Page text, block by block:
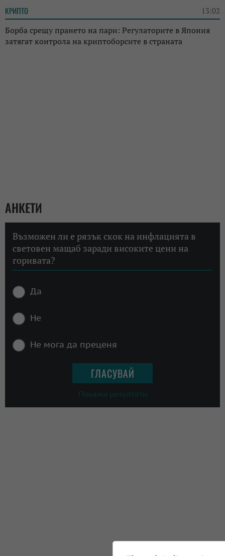
КРИПТО 13:02
Борба срещу прането на пари: Регулаторите в Япония
затягат контрола на криптоборсите в страната
АНКЕТИ
Възможен ли е рязък скок на инфлацията в
световен мащаб заради високите цени на
горивата?
Да
Не
Не мога да преценя
Покажи резултати